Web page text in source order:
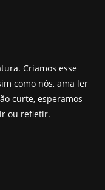
Criamos esse
como nós, ama ler
curte, esperamos
ou refletir.